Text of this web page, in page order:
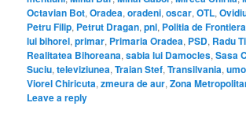
Octavian Bot,Oradea,oradeni,oscar,OTL,
Petru Filip, Petrut Dragan,pnl, Politia de Frontiera
lui bihorel,primar, Primaria Oradea, PSD, Radu
Realitatea Bihoreana,sabia lui Damocles,Sasa
Suciu,televiziunea,Traian Stef,Transilvania,
Viorel Chiricuta,zmeura de aur,Zona
Leave a reply